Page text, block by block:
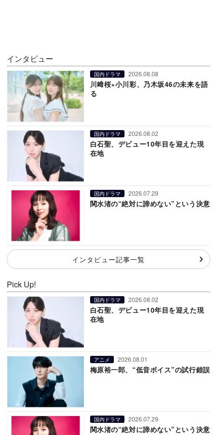
インタビュー
国内ドラマ 2026.08.08
川﨑桜×小川彩、乃木坂46の未来を語
る
国内ドラマ 2026.08.02
白石聖、デビュー10年目を迎えた現
在地
国内ドラマ 2026.07.29
関水渚の“絶対に諦めない”という決意
インタビュー記事一覧
Pick Up!
国内ドラマ 2026.08.02
白石聖、デビュー10年目を迎えた現
在地
アニメ 2026.08.01
梅原裕一郎、“低音ボイス”の試行錯誤
国内ドラマ 2026.07.29
関水渚の“絶対に諦めない”という決意